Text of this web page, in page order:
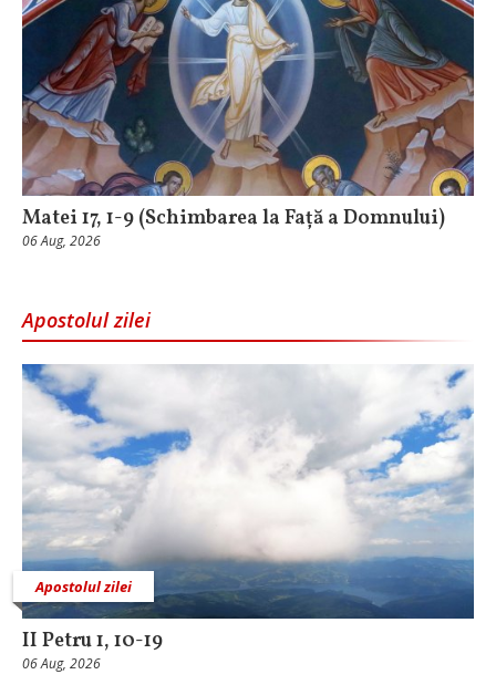
Matei 17, 1-9 (Schimbarea la Față a Domnului)
06 Aug, 2026
Apostolul zilei
Apostolul zilei
II Petru 1, 10-19
06 Aug, 2026